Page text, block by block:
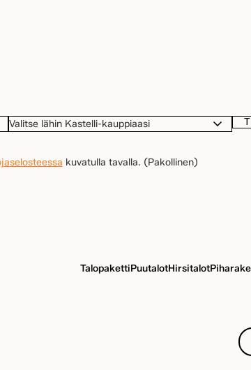
VALITSE
KAUPPIAASIkuvatulla tavalla. (Pakollinen)
TalopakettiPuutalotHirsitalot